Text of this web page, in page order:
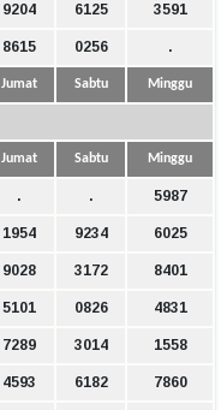
9204 6125 3591
8615 0256 .
Jumat Sabtu Minggu
Jumat Sabtu Minggu
. . 5987
1954 9234 6025
9028 3172 8401
5101 0826 4831
7289 3014 1558
4593 6182 7860